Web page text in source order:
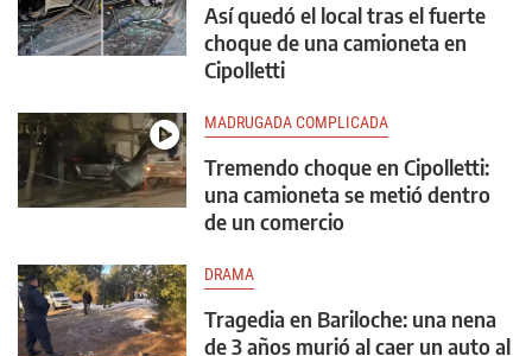
Así quedó el local tras el fuerte
choque de una camioneta en
Cipolletti
MADRUGADA COMPLICADA
Tremendo choque en Cipolletti:
una camioneta se metió dentro
de un comercio
DRAMA
Tragedia en Bariloche: una nena
de 3 años murió al caer un auto al